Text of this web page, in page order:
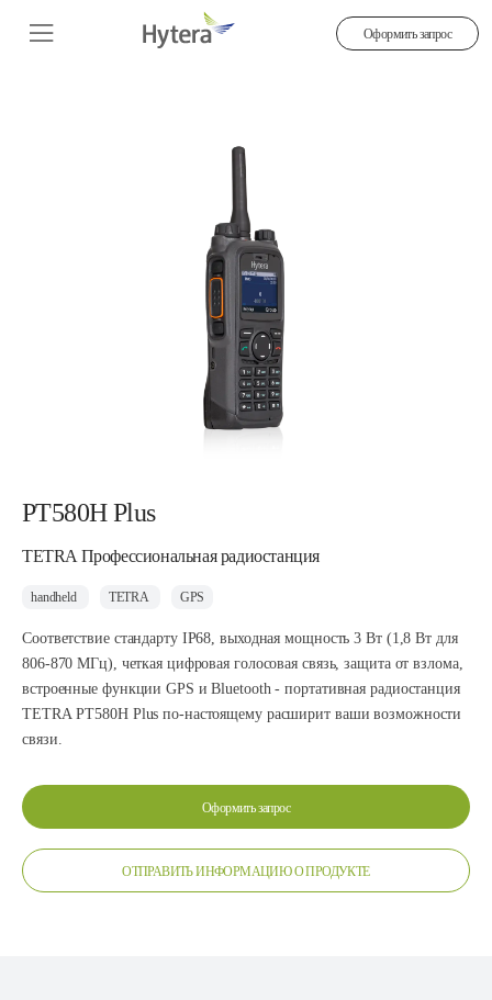
Оформить запрос
PT580H Plus
TETRA Профессиональная радиостанция
handheld TETRA GPS
Соответствие стандарту IP68, выходная мощность 3 Вт (1,8 Вт для
806-870 МГц), четкая цифровая голосовая связь, защита от взлома,
встроенные функции GPS и Bluetooth - портативная радиостанция
TETRA РТ580Н Plus по-настоящему расширит ваши возможности
связи.
Оформить запрос
ОТПРАВИТЬ ИНФОРМАЦИЮ О ПРОДУКТЕ